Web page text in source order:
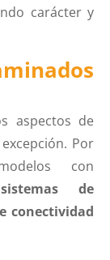
carácter y
aspectos de
Por
con
de
conectividad